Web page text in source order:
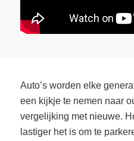
Auto’s worden elke
een kijkje te nemen naar
vergelijking met nieuwe.
lastiger het is om te